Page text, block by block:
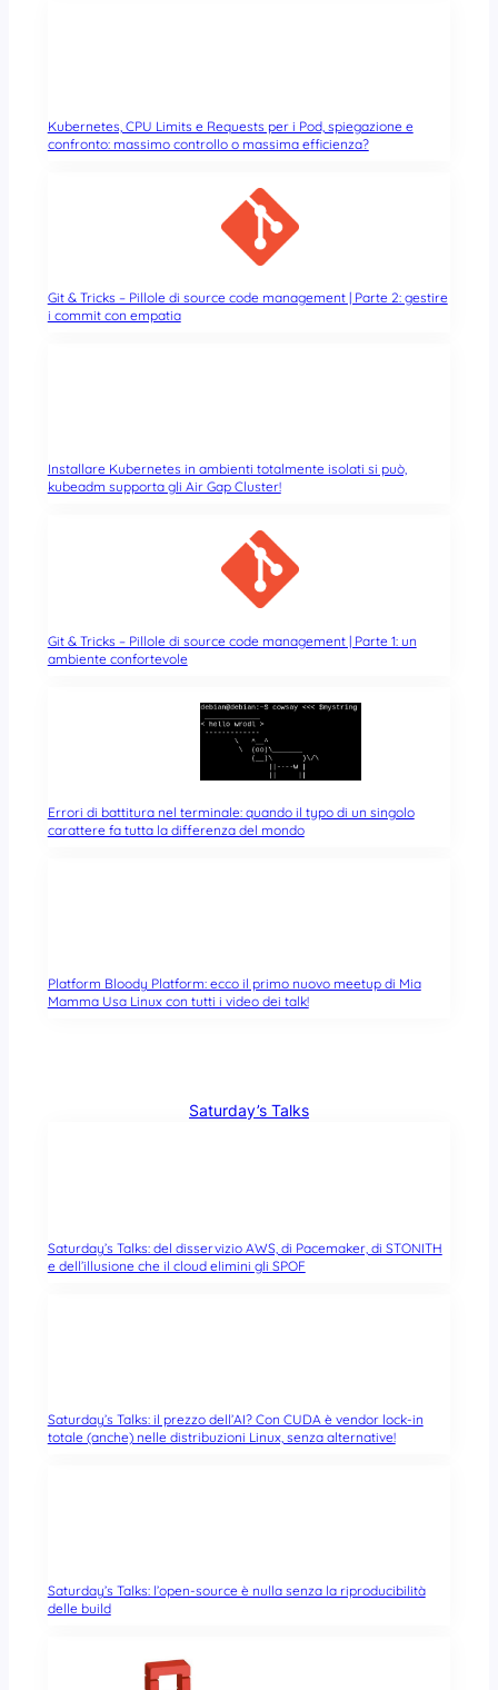
Kubernetes, CPU Limits e Requests per i Pod, spiegazione e
confronto: massimo controllo o massima efficienza?
Git & Tricks – Pillole di source code management | Parte 2: gestire
i commit con empatia
Installare Kubernetes in ambienti totalmente isolati si può,
kubeadm supporta gli Air Gap Cluster!
Git & Tricks – Pillole di source code management | Parte 1: un
ambiente confortevole
Errori di battitura nel terminale: quando il typo di un singolo
carattere fa tutta la differenza del mondo
Platform Bloody Platform: ecco il primo nuovo meetup di Mia
Mamma Usa Linux con tutti i video dei talk!
Saturday’s Talks
Saturday’s Talks: del disservizio AWS, di Pacemaker, di STONITH
e dell’illusione che il cloud elimini gli SPOF
Saturday’s Talks: il prezzo dell’AI? Con CUDA è vendor lock-in
totale (anche) nelle distribuzioni Linux, senza alternative!
Saturday’s Talks: l’open-source è nulla senza la riproducibilità
delle build